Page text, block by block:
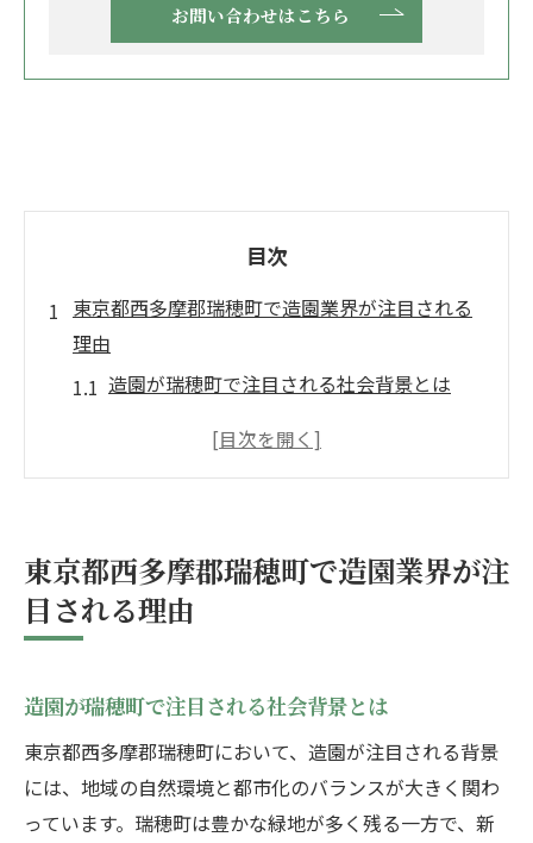
お問い合わせはこちら
目次
東京都西多摩郡瑞穂町で造園業界が注目される
理由
造園が瑞穂町で注目される社会背景とは
地域密着型造園業界の成長要因を探る
理想の庭づくりを叶える造園の基礎知識
造園の基本工程と庭づくりの流れを理解す
理想実現に欠かせない造園の設計ポイント
造園の植物選びと配置で得られるメリット
プロの造園業者が使う施工技術の特徴とは
庭の維持管理に役立つ造園の基本知識
東京都西多摩郡瑞穂町で造園業界が注
目される理由
造園が瑞穂町で注目される社会背景とは
東京都西多摩郡瑞穂町において、造園が注目される背景
には、地域の自然環境と都市化のバランスが大きく関わ
っています。瑞穂町は豊かな緑地が多く残る一方で、新